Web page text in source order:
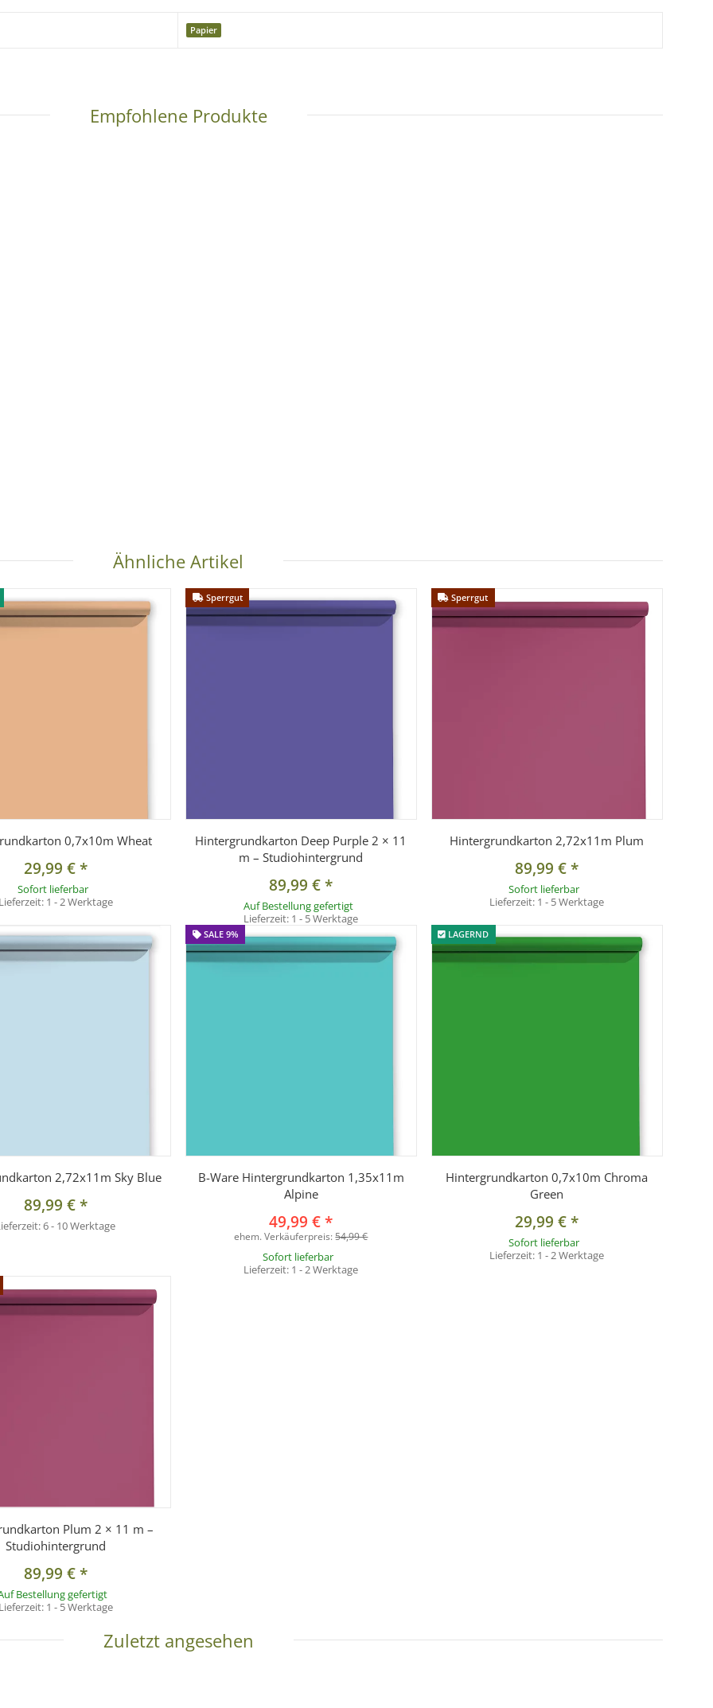
so realistisch wie möglich darzustellen.
Papier
Empfohlene Produkte
Ähnliche Artikel
0,7x10m Wheat
29,99 €*
Sofort lieferbar
Lieferzeit: 1 - 2 Werktage
Sperrgut
Hintergrundkarton Deep Purple 2 × 11
m – Studiohintergrund
89,99 €*
Auf Bestellung gefertigt
Lieferzeit: 1 - 5 Werktage
Sperrgut
Hintergrundkarton 2,72x11m Plum
89,99 €*
Sofort lieferbar
Lieferzeit: 1 - 5 Werktage
2,72x11m Sky Blue
89,99 €*
6 - 10 Werktage
SALE 9%
B-Ware Hintergrundkarton 1,35x11m
Alpine
49,99 €*
ehem. Verkäuferpreis:54,99 €
Sofort lieferbar
Lieferzeit: 1 - 2 Werktage
LAGERND
Hintergrundkarton 0,7x10m Chroma
Green
29,99 €*
Sofort lieferbar
Lieferzeit: 1 - 2 Werktage
Plum 2 × 11 m –
Studiohintergrund
89,99 €*
Bestellung gefertigt
Lieferzeit: 1 - 5 Werktage
Zuletzt angesehen